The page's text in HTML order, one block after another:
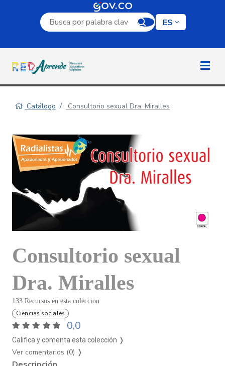
Campo de búsqueda por palabra clave
ES
Catálogo Consultorio sexual Dra. Miralles
Consultorio sexual
Dra. Miralles
133 Recursos en esta coleccion
Ciencias sociales
0,0
Califica y comenta esta colección ❭
Ver comentarios (0) ❭